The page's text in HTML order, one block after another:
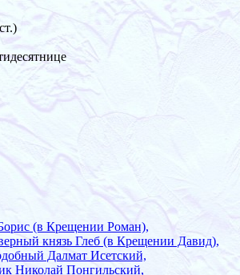
(в Крещении Роман),
князь Глеб (в Крещении Давид),
Далмат Исетский,
Николай Понгильский,